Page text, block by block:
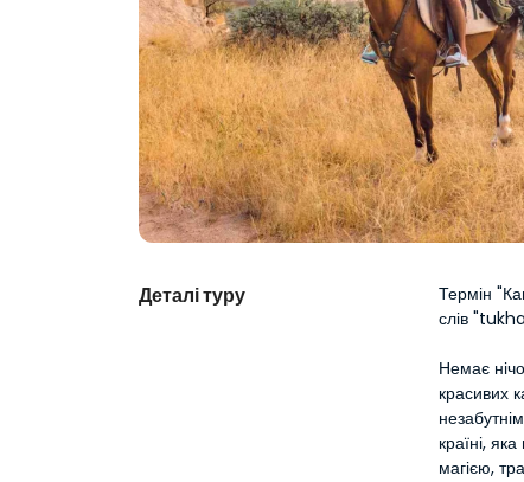
Деталі туру
Термін
слів
Немає
красивих
країні,
магією,